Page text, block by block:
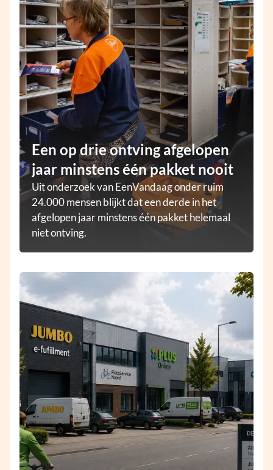
Een op drie ontving afgelopen
jaar minstens één pakket nooit
Uit onderzoek van EenVandaag onder ruim
24.000 mensen blijkt dat een derde in het
afgelopen jaar minstens één pakket helemaal
niet ontving.